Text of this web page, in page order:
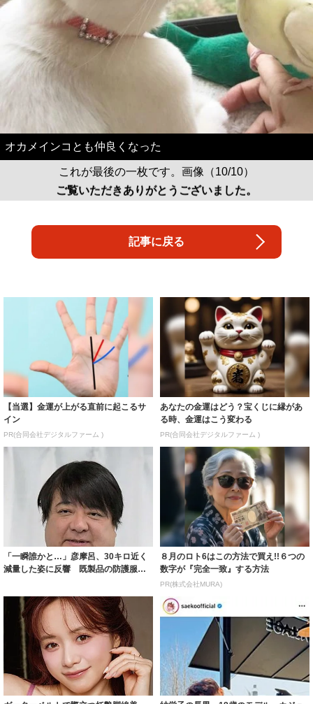
オカメインコとも仲良くなった
これが最後の一枚です。画像（10/10）
ご覧いただきありがとうございました。
記事に戻る
【当選】金運が上がる直前に起こるサ
イン
PR(合同会社デジタルファーム )
あなたの金運はどう？宝くじに縁があ
る時、金運はこう変わる
PR(合同会社デジタルファーム )
「一瞬誰かと…」彦摩呂、30キロ近く
減量した姿に反響 既製品の防護服が
８月のロト6はこの方法で買え!!６つの
数字が『完全一致』する方法
PR(株式会社MURA)